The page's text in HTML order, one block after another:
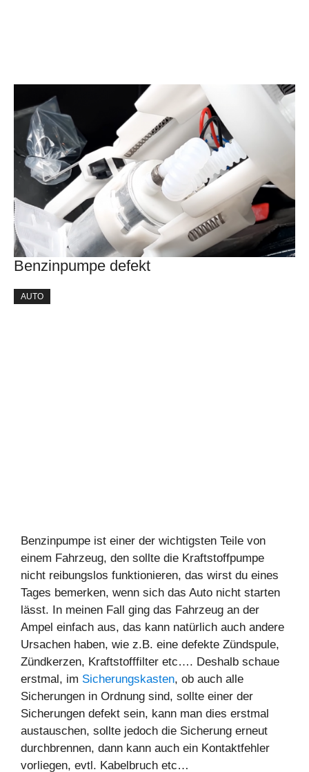
Benzinpumpe defekt
AUTO
Benzinpumpe ist einer der wichtigsten Teile von
einem Fahrzeug, den sollte die Kraftstoffpumpe
nicht reibungslos funktionieren, das wirst du eines
Tages bemerken, wenn sich das Auto nicht starten
lässt. In meinen Fall ging das Fahrzeug an der
Ampel einfach aus, das kann natürlich auch andere
Ursachen haben, wie z.B. eine defekte Zündspule,
Zündkerzen, Kraftstofffilter etc…. Deshalb schaue
erstmal, im Sicherungskasten, ob auch alle
Sicherungen in Ordnung sind, sollte einer der
Sicherungen defekt sein, kann man dies erstmal
austauschen, sollte jedoch die Sicherung erneut
durchbrennen, dann kann auch ein Kontaktfehler
vorliegen, evtl. Kabelbruch etc…